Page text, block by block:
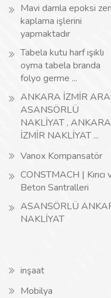
Mavi damla epoksi
kaplama işlerini
yapmaktadır
Tabela kutu harf ışıklı
oyma tabela branda
folyo germe ...
ANKARA İZMİR
ASANSÖRLÜ
NAKLİYAT , ANKARA
İZMİR NAKLİYAT ...
Vanox Kompansatör
CONSTMACH | Kırıcı
Beton Santralleri
ASANSÖRLÜ
NAKLİYAT
inşaat
Mobilya